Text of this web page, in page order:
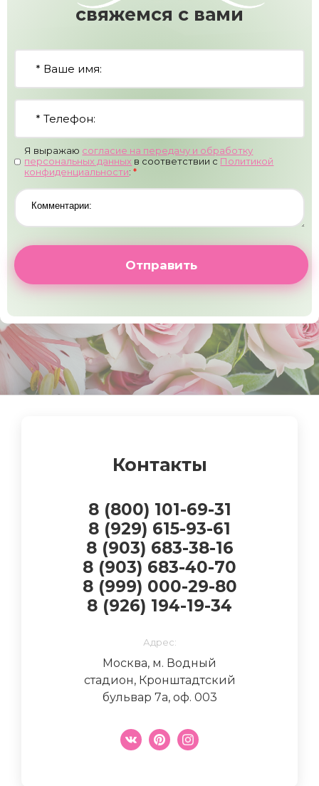
свяжемся с вами
Я выражаю согласие на передачу и обработку
персональных данных в соответствии с Политикой
конфиденциальности:*
Отправить
Контакты
8 (800) 101-69-31
8 (929) 615-93-61
8 (903) 683-38-16
8 (903) 683-40-70
8 (999) 000-29-80
8 (926) 194-19-34
Адрес:
Москва, м. Водный
стадион, Кронштадтский
бульвар 7а, оф. 003